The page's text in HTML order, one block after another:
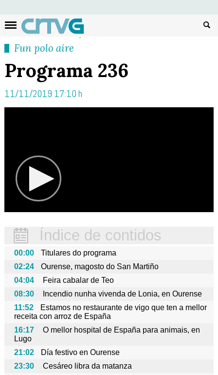
Fun polo aire
Programa 236
11/11/2019 17:10 h
Índice de contidos
00:00
Titulares do programa
02:24
Ourense, magosto do San Martiño
04:04
Feira cabalar de Teo
08:30
Incendio nunha vivenda de Lonia, en Ourense
11:52
Estamos no restaurante de vigo que ten a mellor
receita con arroz de España
16:17
O mellor hospital de España para animais, en
Lugo
21:02
Día festivo en Ourense
23:30
Cesáreo libra da matanza